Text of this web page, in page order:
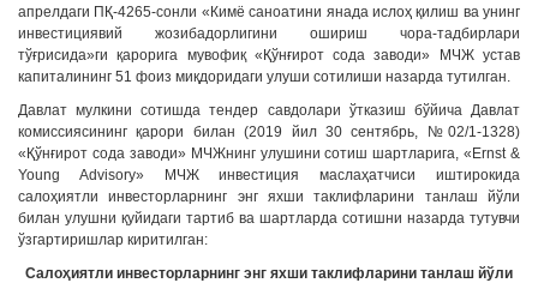
апрелдаги ПҚ-4265-сонли «Кимё саноатини янада ислоҳ қилиш ва унинг
инвестициявий жозибадорлигини ошириш чора-тадбирлари
тўғрисида»ги қарорига мувофиқ «Қўнғирот сода заводи» МЧЖ устав
капиталининг 51 фоиз миқдоридаги улуши сотилиши назарда тутилган.
Давлат мулкини сотишда тендер савдолари ўтказиш бўйича Давлат
комиссиясининг қарори билан (2019 йил 30 сентябрь, №02/1-1328)
«Қўнғирот сода заводи» МЧЖнинг улушини сотиш шартларига, «Ernst &
Young Advisory» МЧЖ инвестиция маслаҳатчиси иштирокида
салоҳиятли инвесторларнинг энг яхши таклифларини танлаш йўли
билан улушни қуйидаги тартиб ва шартларда сотишни назарда тутувчи
ўзгартиришлар киритилган:
Салоҳиятли инвесторларнинг энг яхши таклифларини танлаш йўли